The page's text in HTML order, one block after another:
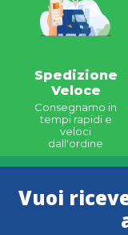
Spedizione
Veloce
Consegnamo in
tempi rapidi e
veloci
dall'ordine
Vuoi